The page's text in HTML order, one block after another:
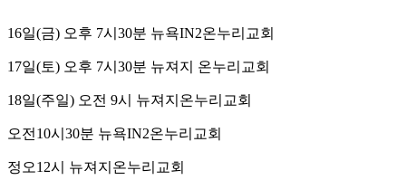
16일(금) 오후 7시30분 뉴욕IN2온누리교회
17일(토) 오후 7시30분 뉴져지 온누리교회
18일(주일) 오전 9시 뉴져지온누리교회
오전10시30분 뉴욕IN2온누리교회
정오12시 뉴져지온누리교회